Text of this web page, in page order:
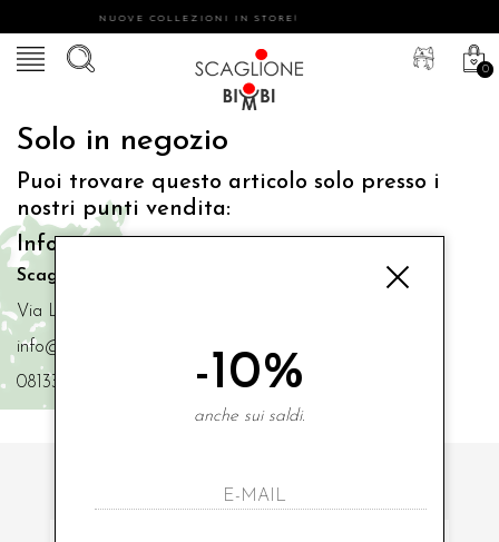
NUOVE COLLEZIONI IN STORE!
0
Solo in negozio
Puoi trovare questo articolo solo presso i
nostri punti vendita:
Info contatti
Scaglione Bimbi di Iacono Maria Angela
Via Luigi Mazzella,73 80077 Ischia
info@scaglionebimbi.com
0813331162
ISCRIVITI ALLA NOSTRA NEWSLETTER
-10%
anche sui saldi.